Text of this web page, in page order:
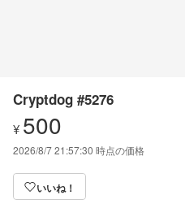
Cryptdog #5276
¥ 500
2026/8/7 21:57:30 時点の価格
いいね！